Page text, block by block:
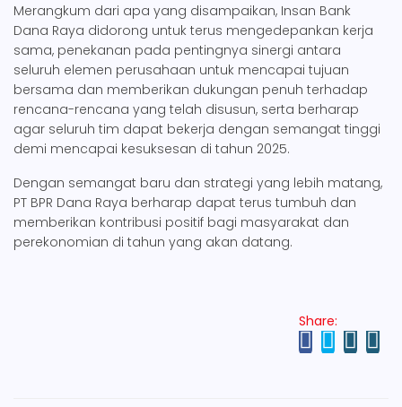
Merangkum dari apa yang disampaikan, Insan Bank
Dana Raya didorong untuk terus mengedepankan kerja
sama, penekanan pada pentingnya sinergi antara
seluruh elemen perusahaan untuk mencapai tujuan
bersama dan memberikan dukungan penuh terhadap
rencana-rencana yang telah disusun, serta berharap
agar seluruh tim dapat bekerja dengan semangat tinggi
demi mencapai kesuksesan di tahun 2025.
Dengan semangat baru dan strategi yang lebih matang,
PT BPR Dana Raya berharap dapat terus tumbuh dan
memberikan kontribusi positif bagi masyarakat dan
perekonomian di tahun yang akan datang.
Share: